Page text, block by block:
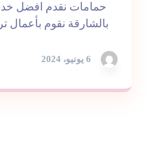
6 يونيو، 2024
حمامات نقدم افضل
بالشارقة نقوم بأعمال